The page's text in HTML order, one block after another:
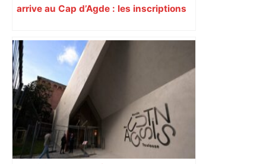
arrive au Cap d’Agde : les inscriptions